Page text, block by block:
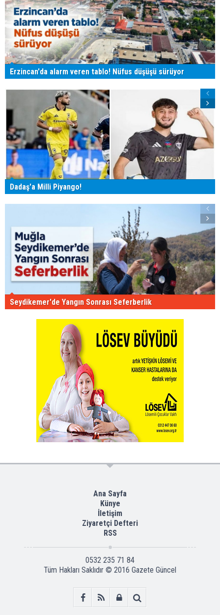
Erzincan'da alarm veren tablo! Nüfus düşüşü sürüyor
Dadaş'a Milli Piyango!
Seydikemer'de Yangın Sonrası Seferberlik
Ana Sayfa
Künye
İletişim
Ziyaretçi Defteri
RSS
0532 235 71 84
Tüm Hakları Saklıdır © 2016 Gazete Güncel